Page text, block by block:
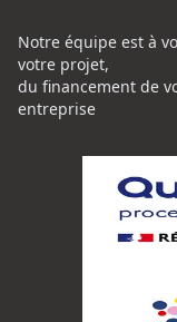
Notre équipe est à
votre projet,
du financement de
entreprise